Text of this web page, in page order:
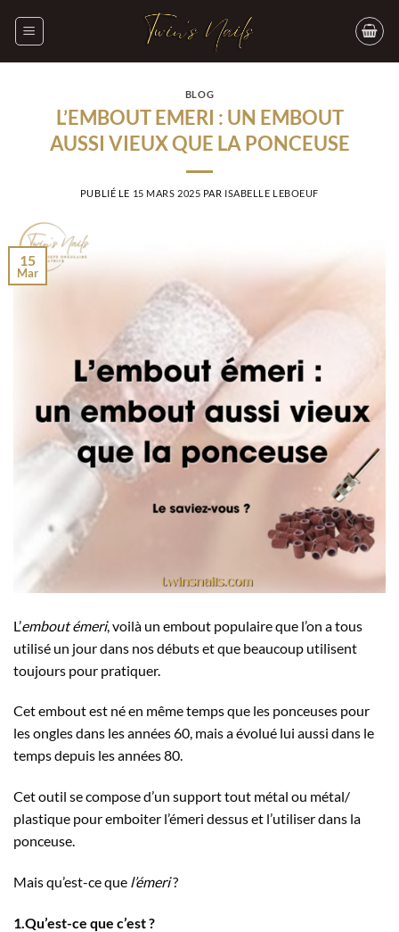
BLOG
L’EMBOUT EMERI : UN EMBOUT
AUSSI VIEUX QUE LA PONCEUSE
PUBLIÉ LE 15 MARS 2025 PAR ISABELLE LEBOEUF
15
Mar
L’embout émeri, voilà un embout populaire que l’on a tous
utilisé un jour dans nos débuts et que beaucoup utilisent
toujours pour pratiquer.
Cet embout est né en même temps que les ponceuses pour
les ongles dans les années 60, mais a évolué lui aussi dans le
temps depuis les années 80.
Cet outil se compose d’un support tout métal ou métal/
plastique pour emboiter l’émeri dessus et l’utiliser dans la
ponceuse.
Mais qu’est-ce que l’émeri?
1.Qu’est-ce que c’est ?